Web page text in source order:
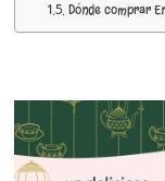
Dónde comprar